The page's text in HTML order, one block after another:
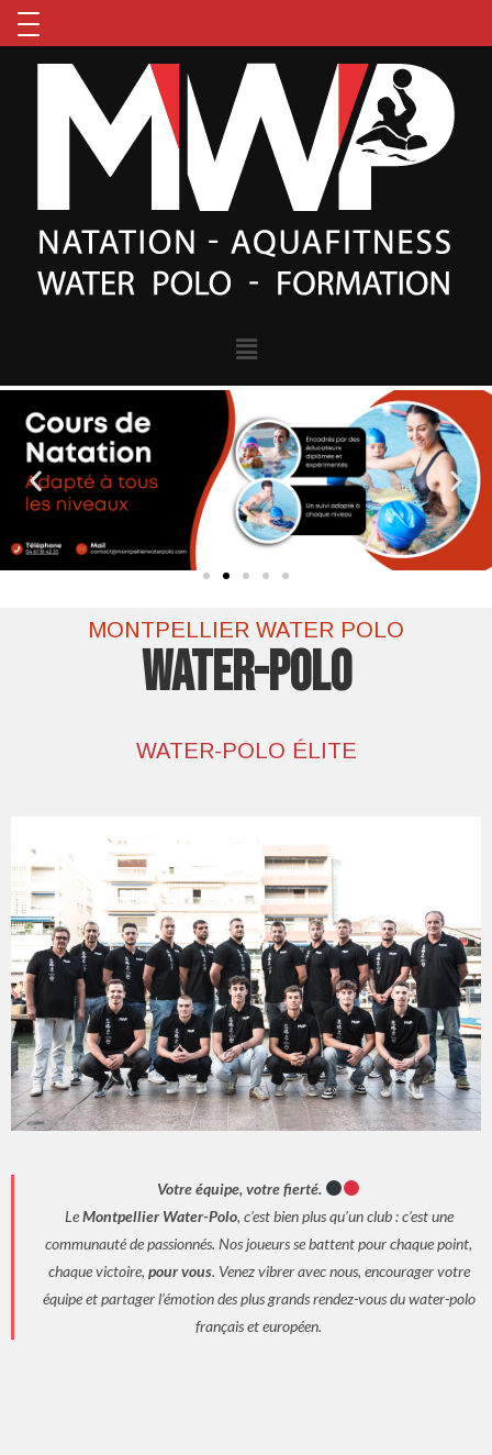
MONTPELLIER WATER POLO
WATER-POLO
WATER-POLO ÉLITE
Votre équipe, votre fierté.
LeMontpellier Water-Polo, c’est bien plus qu’un club : c’est une
communauté de passionnés. Nos joueurs se battent pour chaque point,
chaque victoire, pour vous. Venez vibrer avec nous, encourager votre
équipe et partager l’émotion des plus grands rendez-vous du water-polo
français et européen.